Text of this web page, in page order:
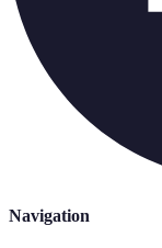
Navigation